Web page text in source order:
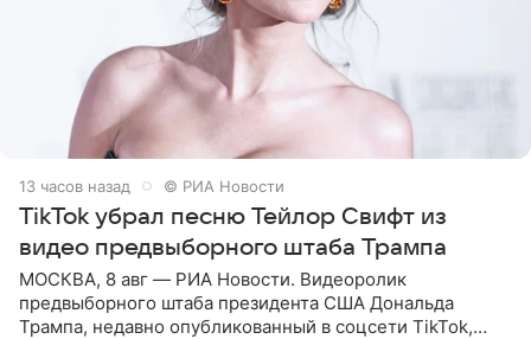
13 часов назад © РИА Новости
TikTok убрал песню Тейлор Свифт из
видео предвыборного штаба Трампа
МОСКВА, 8 авг — РИА Новости. Видеоролик
предвыборного штаба президента США Дональда
Трампа, недавно опубликованный в соцсети TikTok,